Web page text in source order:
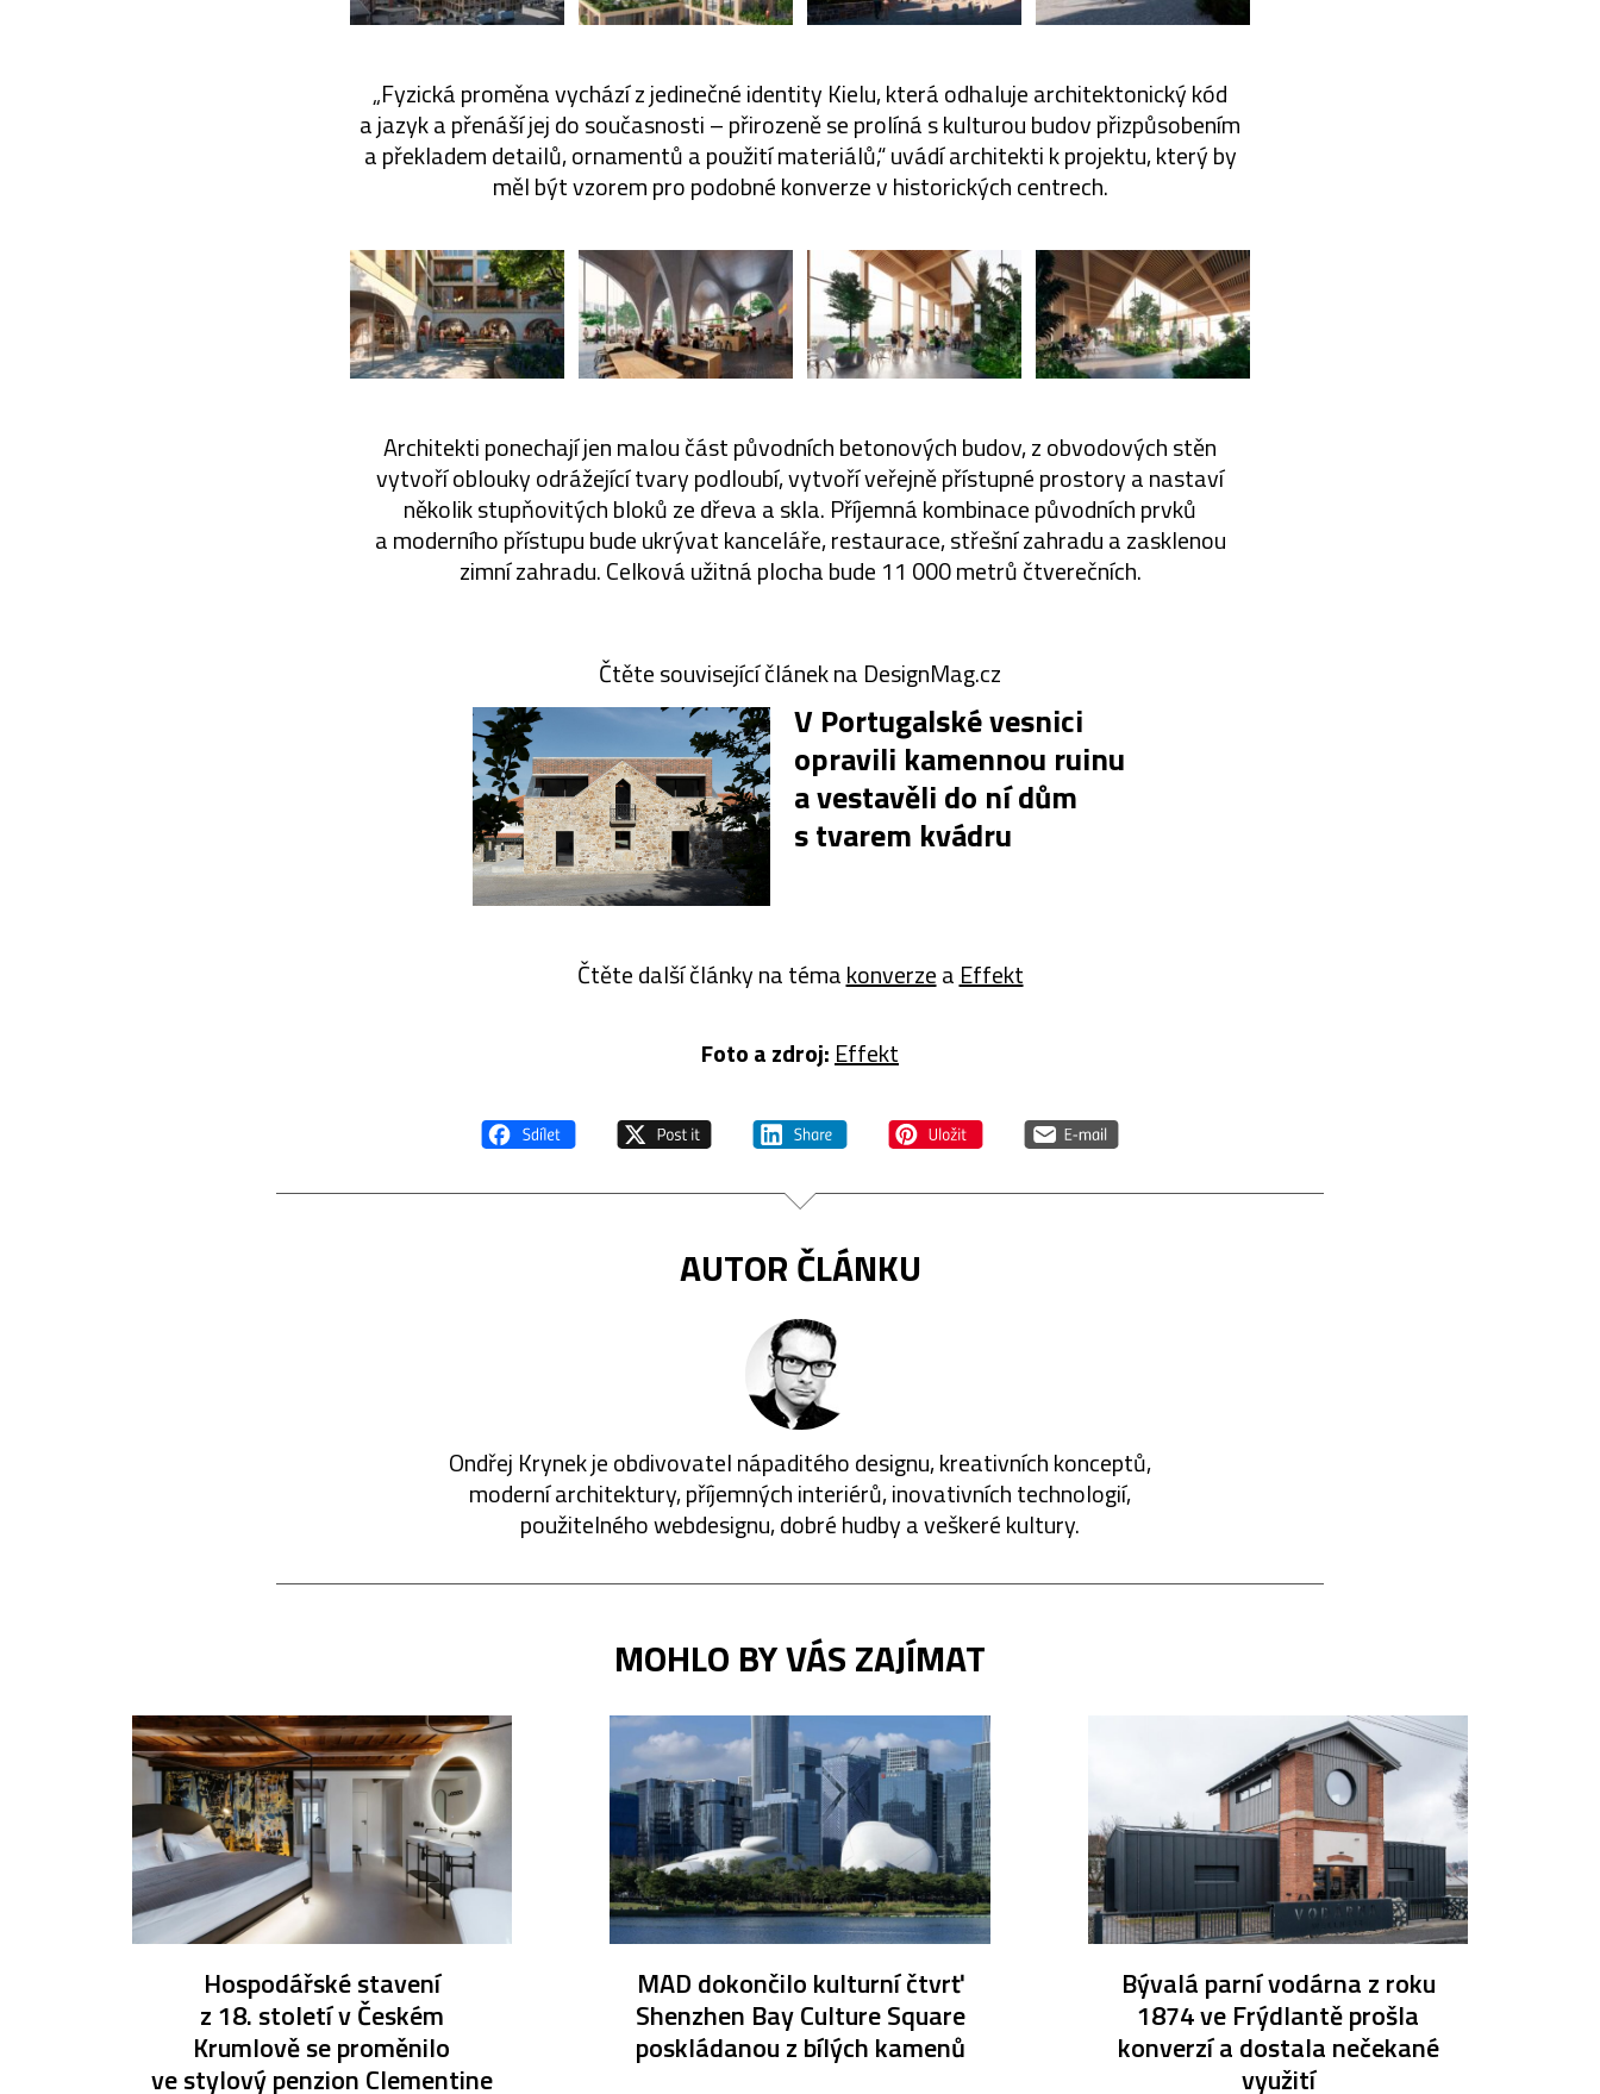
„Fyzická proměna vychází z jedinečné identity Kielu, která odhaluje architektonický kód
a jazyk a přenáší jej do současnosti – přirozeně se prolíná s kulturou budov přizpůsobením
a překladem detailů, ornamentů a použití materiálů,“ uvádí architekti k projektu, který by
měl být vzorem pro podobné konverze v historických centrech.
Architekti ponechají jen malou část původních betonových budov, z obvodových stěn
vytvoří oblouky odrážející tvary podloubí, vytvoří veřejně přístupné prostory a nastaví
několik stupňovitých bloků ze dřeva a skla. Příjemná kombinace původních prvků
a moderního přístupu bude ukrývat kanceláře, restaurace, střešní zahradu a zasklenou
zimní zahradu. Celková užitná plocha bude 11 000 metrů čtverečních.
Čtěte související článek na DesignMag.cz
V Portugalské vesnici
opravili kamennou ruinu
a vestavěli do ní dům
s tvarem kvádru
Čtěte další články na témakonverzea Effekt
Foto a zdroj: Effekt
AUTOR ČLÁNKU
Ondřej Krynek je obdivovatel nápaditého designu, kreativních konceptů,
moderní architektury, příjemných interiérů, inovativních technologií,
použitelného webdesignu, dobré hudby a veškeré kultury.
MOHLO BY VÁS ZAJÍMAT
Hospodářské stavení
z 18. století v Českém
Krumlově se proměnilo
ve stylový penzion Clementine
MAD dokončilo kulturní čtvrť
Shenzhen Bay Culture Square
poskládanou z bílých kamenů
Bývalá parní vodárna z roku
1874 ve Frýdlantě prošla
konverzí a dostala nečekané
využití